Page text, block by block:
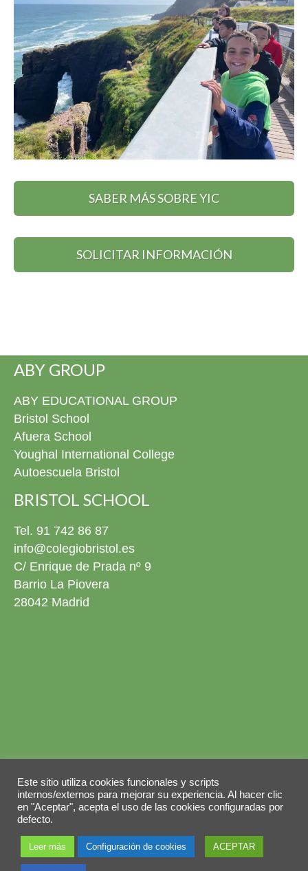
SABER MÁS SOBRE YIC
SOLICITAR INFORMACIÓN
ABY GROUP
ABY EDUCATIONAL GROUP
Bristol School
Afuera School
Youghal International College
Autoescuela Bristol
BRISTOL SCHOOL
Tel. 91 742 86 87
info@colegiobristol.es
C/ Enrique de Prada nº 9
Barrio La Piovera
28042 Madrid
Política de cookies
© 2026 Copyright by
derechos reservados.
Este sitio utiliza cookies funcionales y scripts
internos/externos para mejorar su experiencia. Al hacer clic
en "Aceptar", acepta el uso de las cookies configuradas por
defecto.
Leer más Configuración de cookies ACEPTAR